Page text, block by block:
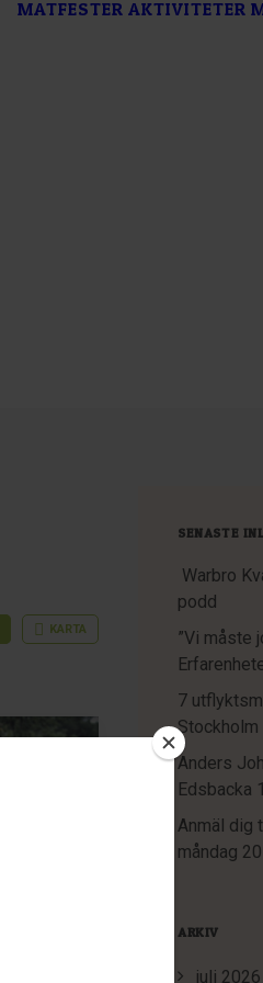
MATFESTER AKTIVITETER
KARTA
SENASTE
Warbro
podd
”Vi måste
7
Stockholm
Anders
Edsbacka
Anmäl dig
måndag
ARKIV
juli 2026